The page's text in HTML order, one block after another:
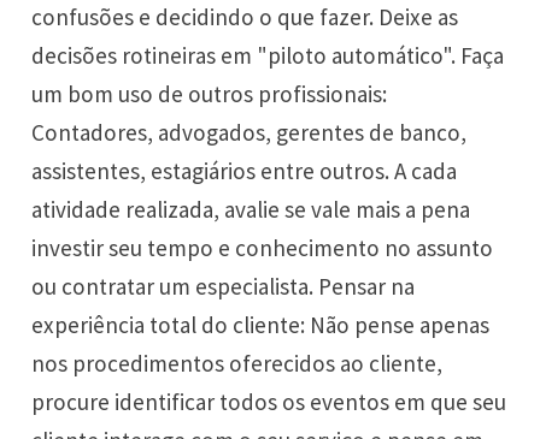
confusões e decidindo o que fazer. Deixe as
decisões rotineiras em "piloto automático". Faça
um bom uso de outros profissionais:
Contadores, advogados, gerentes de banco,
assistentes, estagiários entre outros. A cada
atividade realizada, avalie se vale mais a pena
investir seu tempo e conhecimento no assunto
ou contratar um especialista. Pensar na
experiência total do cliente: Não pense apenas
nos procedimentos oferecidos ao cliente,
procure identificar todos os eventos em que seu